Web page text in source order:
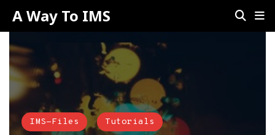
A Way To IMS
IMS-Files Tutorials